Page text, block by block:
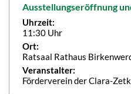
Ausstellungseröffnung
Uhrzeit:
11:30 Uhr
Ort:
Ratsaal Rathaus
Veranstalter:
Förderverein der Clara-